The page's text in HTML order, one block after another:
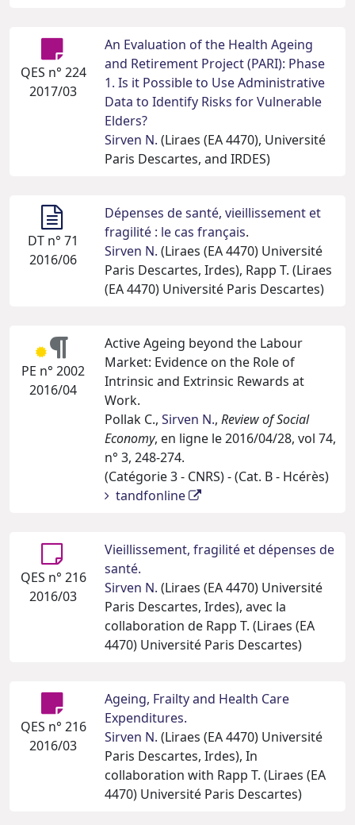
QES n° 224
2017/03
An Evaluation of the Health Ageing
and Retirement Project (PARI): Phase
1. Is it Possible to Use Administrative
Data to Identify Risks for Vulnerable
Elders?
Sirven N. (Liraes (EA 4470), Université
Paris Descartes, and IRDES)
DT n° 71
2016/06
Dépenses de santé, vieillissement et
fragilité : le cas français.
Sirven N. (Liraes (EA 4470) Université
Paris Descartes, Irdes), Rapp T. (Liraes
(EA 4470) Université Paris Descartes)
PE n° 2002
2016/04
Active Ageing beyond the Labour
Market: Evidence on the Role of
Intrinsic and Extrinsic Rewards at
Work.
Pollak C., Sirven N., Review of Social
Economy, en ligne le 2016/04/28, vol 74,
n° 3, 248-274.
(Catégorie 3 - CNRS) - (Cat. B - Hcérès)
tandfonline
QES n° 216
2016/03
Vieillissement, fragilité et dépenses de
santé.
Sirven N. (Liraes (EA 4470) Université
Paris Descartes, Irdes), avec la
collaboration de Rapp T. (Liraes (EA
4470) Université Paris Descartes)
QES n° 216
2016/03
Ageing, Frailty and Health Care
Expenditures.
Sirven N. (Liraes (EA 4470) Université
Paris Descartes, Irdes), In
collaboration with Rapp T. (Liraes (EA
4470) Université Paris Descartes)